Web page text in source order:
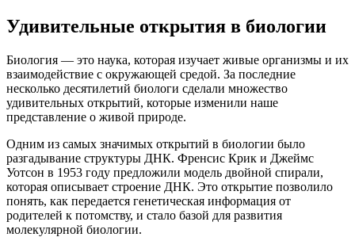
Удивительные открытия в биологии
Биология — это наука, которая изучает живые организмы и их
взаимодействие с окружающей средой. За последние
несколько десятилетий биологи сделали множество
удивительных открытий, которые изменили наше
представление о живой природе.
Одним из самых значимых открытий в биологии было
разгадывание структуры ДНК. Френсис Крик и Джеймс
Уотсон в 1953 году предложили модель двойной спирали,
которая описывает строение ДНК. Это открытие позволило
понять, как передается генетическая информация от
родителей к потомству, и стало базой для развития
молекулярной биологии.